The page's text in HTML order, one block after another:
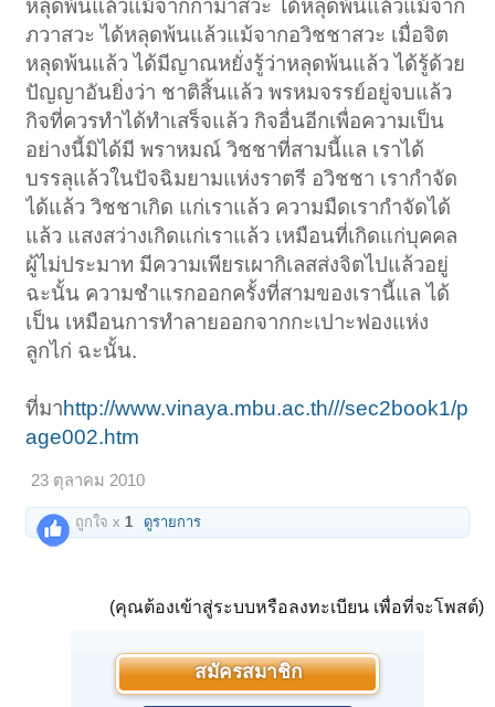
หลุดพ้นแล้วแม้จากกามาสวะ ได้หลุดพ้นแล้วแม้จาก
ภวาสวะ ได้หลุดพ้นแล้วแม้จากอวิชชาสวะ เมื่อจิต
หลุดพ้นแล้ว ได้มีญาณหยั่งรู้ว่าหลุดพ้นแล้ว ได้รู้ด้วย
ปัญญาอันยิ่งว่า ชาติสิ้นแล้ว พรหมจรรย์อยู่จบแล้ว
กิจที่ควรทำได้ทำเสร็จแล้ว กิจอื่นอีกเพื่อความเป็น
อย่างนี้มิได้มี พราหมณ์ วิชชาที่สามนี้แล เราได้
บรรลุแล้วในปัจฉิมยามแห่งราตรี อวิชชา เรากำจัด
ได้แล้ว วิชชาเกิด แก่เราแล้ว ความมืดเรากำจัดได้
แล้ว แสงสว่างเกิดแก่เราแล้ว เหมือนที่เกิดแก่บุคคล
ผู้ไม่ประมาท มีความเพียรเผากิเลสส่งจิตไปแล้วอยู่
ฉะนั้น ความชำแรกออกครั้งที่สามของเรานี้แล ได้
เป็น เหมือนการทำลายออกจากกะเปาะฟองแห่ง
ลูกไก่ ฉะนั้น.
ที่มาhttp://www.vinaya.mbu.ac.th///sec2book1/p
age002.htm
23 ตุลาคม 2010
ถูกใจ x1 ดูรายการ
(คุณต้องเข้าสู่ระบบหรือลงทะเบียน เพื่อที่จะโพสต์)
สมัครสมาชิก